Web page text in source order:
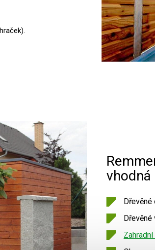
vhodná
Dřevěné
Dřevěné